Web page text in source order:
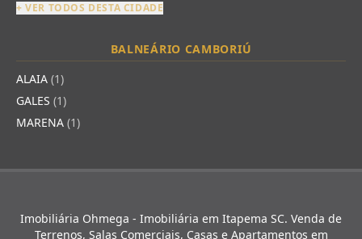
+ VER TODOS DESTA CIDADE
BALNEÁRIO CAMBORIÚ
ALAIA (1)
GALES (1)
MARENA (1)
Imobiliária Ohmega - Imobiliária em Itapema SC. Venda de
Terrenos, Salas Comerciais, Casas e Apartamentos em